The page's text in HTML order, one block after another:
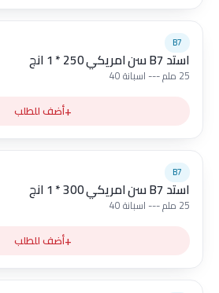
B7
استد B7 سن امريكي 250 * 1 انج
25 ملم --- اسبانة 40
+أضف للطلب
B7
استد B7 سن امريكي 300 * 1 انج
25 ملم --- اسبانة 40
+أضف للطلب